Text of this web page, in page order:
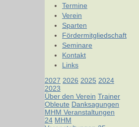
Termine
Verein
Sparten
Fördermitgliedschaft
Seminare
Kontakt
Links
2027 2026 2025 2024
2023
Über den Verein Trainer
Obleute Danksagungen
MHM Veranstaltungen
24 MHM